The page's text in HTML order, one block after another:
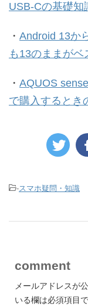
USB-Cの基礎知
・ Android 13か
も13のままがベ
・ AQUOS
で購入するとき
-スマホ疑問・知識
comment
メールアドレスが
いる欄は必須項目